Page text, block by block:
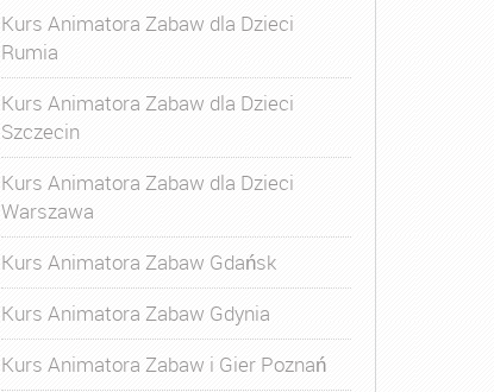
Kurs Animatora Zabaw dla Dzieci
Rumia
Kurs Animatora Zabaw dla Dzieci
Szczecin
Kurs Animatora Zabaw dla Dzieci
Warszawa
Kurs Animatora Zabaw Gdańsk
Kurs Animatora Zabaw Gdynia
Kurs Animatora Zabaw i Gier Poznań